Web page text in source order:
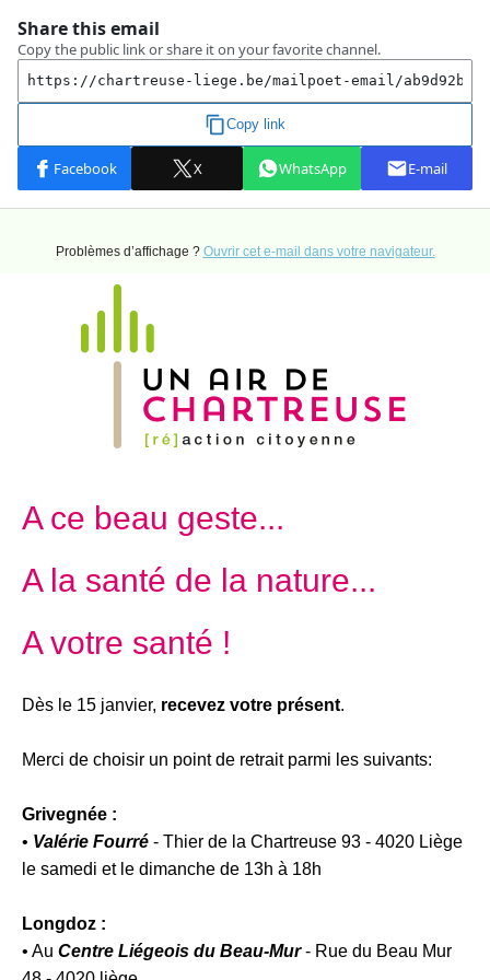
Problèmes d’affichage ? Ouvrir cet e-mail dans votre navigateur.
A ce beau geste...
A la santé de la nature...
A votre santé !
Dès le 15 janvier, recevez votre présent.
Merci de choisir un point de retrait parmi les suivants:
Grivegnée :
• Valérie Fourré - Thier de la Chartreuse 93 - 4020 Liège
le samedi et le dimanche de 13h à 18h
Longdoz :
• Au Centre Liégeois du Beau-Mur- Rue du Beau Mur